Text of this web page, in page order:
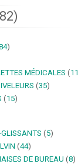
)
)
MÉDICALES (11
(35)
(15)
(5)
(44)
DE BUREAU (8)